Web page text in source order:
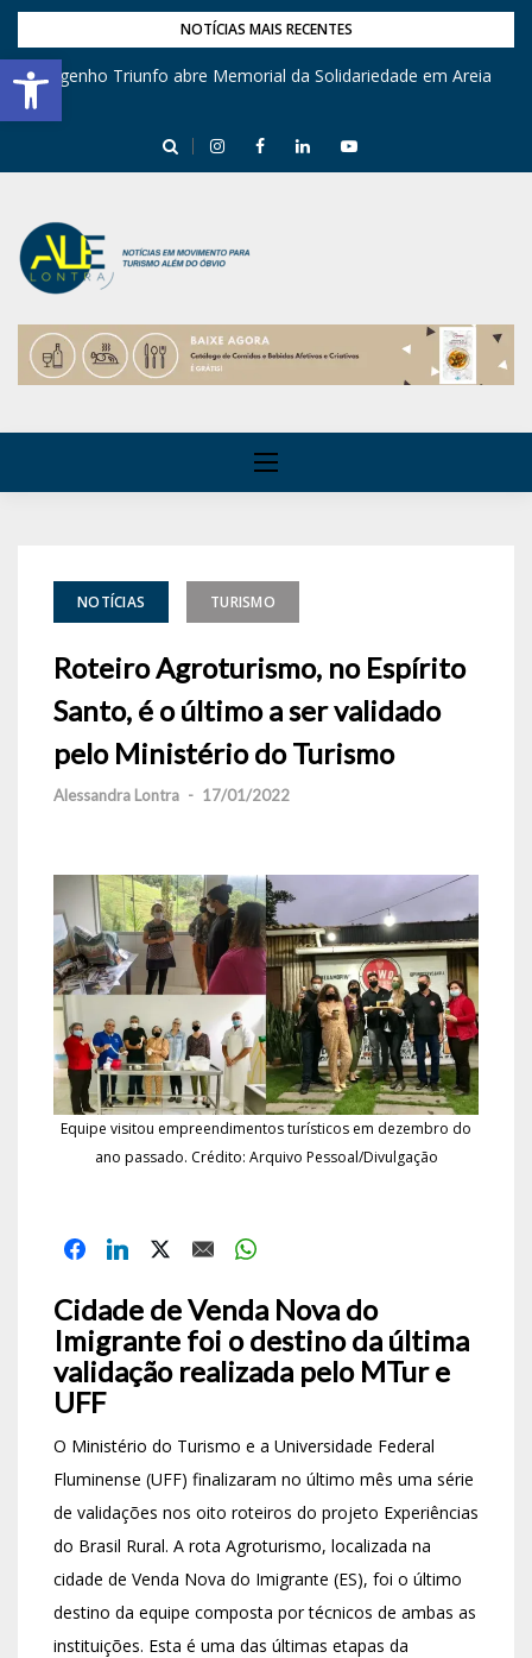
Barra de Ferramentas Aberta
NOTÍCIAS MAIS RECENTES
Engenho Triunfo abre Memorial da Solidariedade em Areia
NOTÍCIAS TURISMO
Roteiro Agroturismo, no Espírito
Santo, é o último a ser validado
pelo Ministério do Turismo
Alessandra Lontra - 17/01/2022
Equipe visitou empreendimentos turísticos em dezembro do
ano passado. Crédito: Arquivo Pessoal/Divulgação
Cidade de Venda Nova do
Imigrante foi o destino da última
validação realizada pelo MTur e
UFF
O Ministério do Turismo e a Universidade Federal
Fluminense (UFF) finalizaram no último mês uma série
de validações nos oito roteiros do projeto Experiências
do Brasil Rural. A rota Agroturismo, localizada na
cidade de Venda Nova do Imigrante (ES), foi o último
destino da equipe composta por técnicos de ambas as
instituições. Esta é uma das últimas etapas da